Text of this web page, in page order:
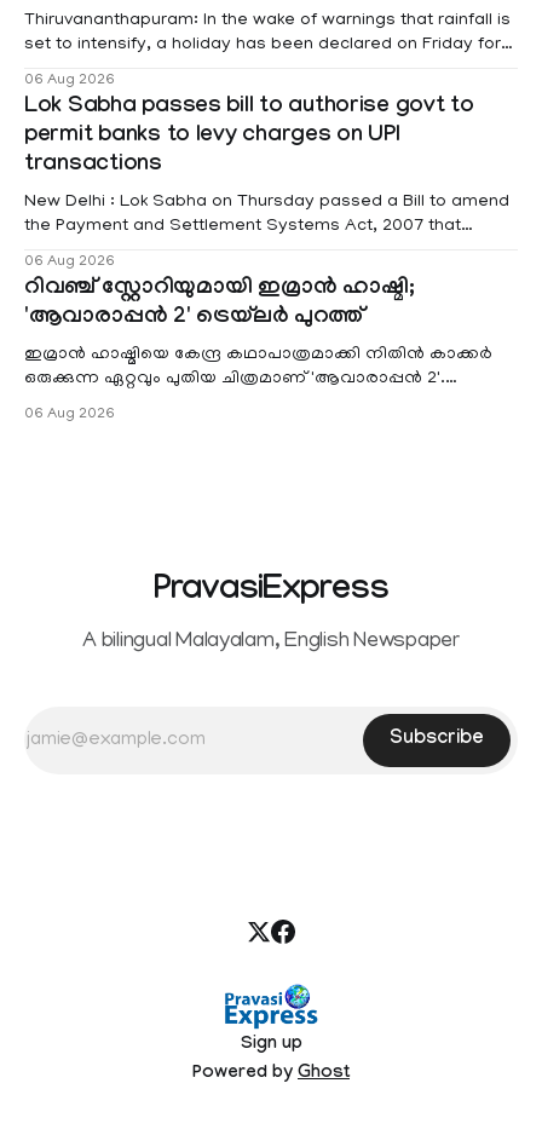
Thiruvananthapuram: In the wake of warnings that rainfall is
set to intensify, a holiday has been declared on Friday for
Kottayam, Wayanad and Kasaragod districts. Meanwhile, a
red alert remains in place on Thursday for Kottayam,
Pathanamtitta and Idukki districts. Following a red alert on
06 Aug 2026
Lok Sabha passes bill to authorise govt to
permit banks to levy charges on UPI
transactions
New Delhi : Lok Sabha on Thursday passed a Bill to amend
the Payment and Settlement Systems Act, 2007 that
service providers to levy charges on payments through
unified payments interface (UPI) and other notified
electronic payment modes. The amendment passed by the
06 Aug 2026
റിവഞ്ച് സ്റ്റോറിയുമായി ഇമ്രാൻ ഹാഷ്മി;
'ആവാരാപ്പൻ 2' ട്രെയ്‌ലർ പുറത്ത്
ഇമ്രാൻ ഹാഷ്മിയെ കേന്ദ്ര കഥാപാത്രമാക്കി നിതിൻ കാക്കർ
ഒരുക്കുന്ന ഏറ്റവും പുതിയ ചിത്രമാണ് 'ആവാരാപ്പൻ 2'.
06 Aug 2026
PravasiExpress
A bilingual Malayalam, English Newspaper
Subscribe
Sign up
Powered by Ghost